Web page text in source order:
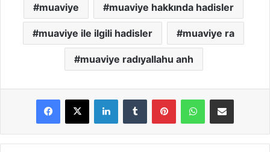
muaviye muaviye hakkında hadisler
muaviye ile ilgili hadisler muaviye ra
muaviye radıyallahu anh